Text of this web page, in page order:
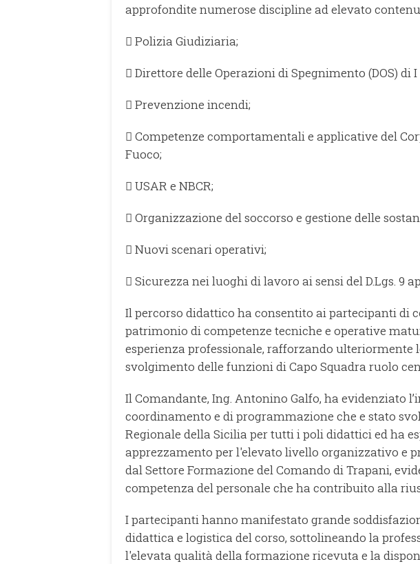
approfondite numerose discipline ad elevato
 Polizia Giudiziaria;
 Direttore delle Operazioni di Spegnimento (DOS) di
 Prevenzione incendi;
 Competenze comportamentali e applicative del
Fuoco;
 USAR e NBCR;
 Organizzazione del soccorso e gestione delle
 Nuovi scenari operativi;
 Sicurezza nei luoghi di lavoro ai sensi del D.Lgs. 9
Il percorso didattico ha consentito ai partecipanti di
patrimonio di competenze tecniche e operative
esperienza professionale, rafforzando ulteriormente
svolgimento delle funzioni di Capo Squadra ruolo
Il Comandante, Ing. Antonino Galfo, ha evidenziato
coordinamento e di programmazione che e stato
Regionale della Sicilia per tutti i poli didattici ed ha
apprezzamento per l'elevato livello organizzativo e
dal Settore Formazione del Comando di Trapani,
competenza del personale che ha contribuito alla
I partecipanti hanno manifestato grande
didattica e logistica del corso, sottolineando la
l'elevata qualità della formazione ricevuta e la